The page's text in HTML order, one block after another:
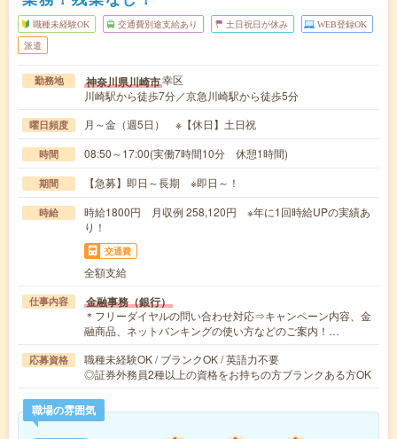
職種未経験OK 交通費別途支給あり 土日祝日が休み WEB登録OK
派遣
勤務地 神奈川県川崎市幸区
川崎駅から徒歩7分／京急川崎駅から徒歩5分
曜日頻度 月～金（週5日） ※【休日】土日祝
時間 08:50～17:00(実働7時間10分 休憩1時間)
期間 【急募】即日～長期 ※即日～！
時給
時給1800円 月収例 258,120円 ※年に1回時給UPの実績あ
り！
交通費
全額支給
仕事内容 金融事務（銀行）
＊フリーダイヤルの問い合わせ対応⇒キャンペーン内容、金
融商品、ネットバンキングの使い方などのご案内！…
応募資格
職種未経験OK / ブランクOK / 英語力不要
◎証券外務員2種以上の資格をお持ちの方ブランクある方OK
職場の雰囲気